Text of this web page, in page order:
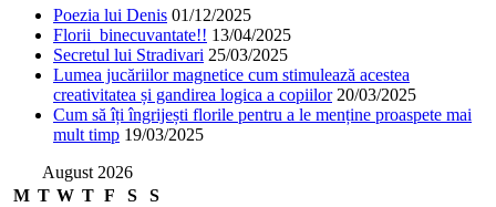
Poezia lui Denis 01/12/2025
Florii binecuvantate!! 13/04/2025
Secretul lui Stradivari 25/03/2025
Lumea jucăriilor magnetice cum stimulează acestea
creativitatea și gandirea logica a copiilor 20/03/2025
Cum să îți îngrijești florile pentru a le menține proaspete mai
mult timp 19/03/2025
August 2026
M T W T F S
S